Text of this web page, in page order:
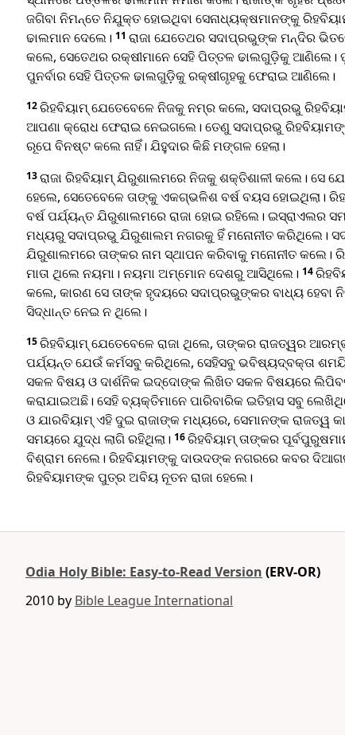
ଜଗିବା ନିମନ୍ତେ ନିଯୁକ୍ତ ହୋଇଥିବା ସେନାଧ୍ୟକ୍ଷମାନଙ୍କୁ
ଢାଲମାନ ଦେଲେ। 11 ରାଜା ଯେତେଥର ସଦାପ୍ରଭୁଙ୍କ ମନ୍ଦିର
କଲେ, ସେତେଥର ରକ୍ଷୀମାନେ ସେହି ପିତ୍ତଳ ଢାଲଗୁଡ଼ିକୁ ଆଣିଲେ।
ପୁନର୍ବାର ସେହି ପିତ୍ତଳ ଢାଲଗୁଡ଼ିକୁ ରକ୍ଷୀଗୃହକୁ ଫେରାଇ ଆଣିଲେ।
12ରିହବିୟାମ୍ ଯେତେବେଳେ ନିଜକୁ ନମ୍ର କଲେ, ସଦାପ୍ରଭୁ
ଆପଣା କ୍ରୋଧ ଫେରାଇ ନେଇଗଲେ। ତେଣୁ ସଦାପ୍ରଭୁ
ରୂପେ ବିନଷ୍ଟ କଲେ ନାହିଁ। ଯିହୁଦାର କିଛି ମଙ୍ଗଳ ହେଲା।
13ରାଜା ରିହବିୟାମ୍ ଯିରୁଶାଲମରେ ନିଜକୁ ଶକ୍ତିଶାଳୀ କଲେ। ସେ
ହେଲେ, ସେତେବେଳେ ତାଙ୍କୁ ଏକଗ୍ଭଳିଶ ବର୍ଷ ବୟସ ହୋଇଥିଲା।
ବର୍ଷ ପର୍ଯ୍ୟନ୍ତ ଯିରୁଶାଲମରେ ରାଜା ହୋଇ ରହିଲେ। ଇସ୍ରାଏଲର
ମଧ୍ୟରୁ ସଦାପ୍ରଭୁ ଯିରୁଶାଲମ ନଗରକୁ ହିଁ ମନୋନୀତ କରିଥିଲେ।
ଯିରୁଶାଲମରେ ତାଙ୍କର ନାମ ସ୍ଥାପନ କରିବାକୁ ମନୋନୀତ କଲେ।
ମାତା ଥିଲେ ନୟମା। ନୟମା ଅମ୍ମୋନ ଦେଶରୁ ଆସିଥିଲେ। 14
କଲେ, କାରଣ ସେ ତାଙ୍କ ହୃଦୟରେ ସଦାପ୍ରଭୁଙ୍କର ବାଧ୍ୟ ହେବା
ସିଦ୍ଧାନ୍ତ ନେଇ ନ ଥିଲେ।
15ରିହବିୟାମ୍ ଯେତେବେଳେ ରାଜା ଥିଲେ, ତାଙ୍କର ରାଜତ୍ୱର
ପର୍ଯ୍ୟନ୍ତ ଯେଉଁ କର୍ମସବୁ କରିଥିଲେ, ସେହିସବୁ ଭବିଷ୍ୟ‌ଦ୍‌ବକ୍ତା
ସକଳ ବିଷୟ ଓ ଦାର୍ଶନିକ ଇଦ୍ଦୋଙ୍କ ଲିଖିତ ସକଳ ବିଷୟରେ
କରାଯାଇଅଛି। ସେହି ବ୍ୟକ୍ତିମାନେ ପାରିବାରିକ ଇତିହାସ ସବୁ
ଓ ଯାରବିୟାମ୍ ଏହି ଦୁଇ ରାଜାଙ୍କ ମଧ୍ୟରେ, ସେମାନଙ୍କ ରାଜତ୍ୱ
ସମୟରେ ଯୁଦ୍ଧ ଲାଗି ରହିଥିଲା। 16ରିହବିୟାମ୍ ତାଙ୍କର
ବିଶ୍ରାମ ନେଲେ। ରିହବିୟାମଙ୍କୁ ଦାଉଦଙ୍କ ନଗରରେ କବର
ରିହବିୟାମଙ୍କ ପୁତ୍ର ଅବିୟ ନୂତନ ରାଜା ହେଲେ।
Odia Holy Bible: Easy-to-Read Version (ERV-OR)
2010 by Bible League International